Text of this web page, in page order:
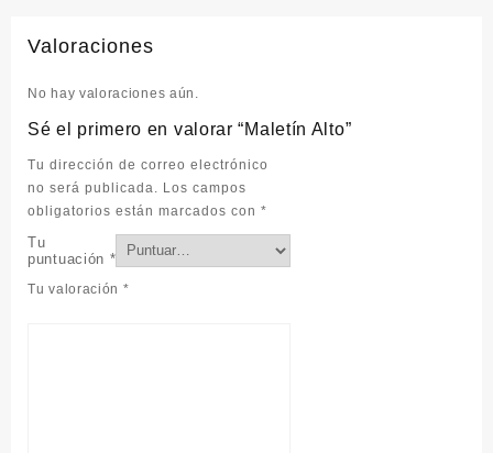
Valoraciones
No hay valoraciones aún.
Sé el primero en valorar “Maletín Alto”
Tu dirección de correo electrónico
no será publicada. Los campos
obligatorios están marcados con *
Tu
puntuación *
Tu valoración *